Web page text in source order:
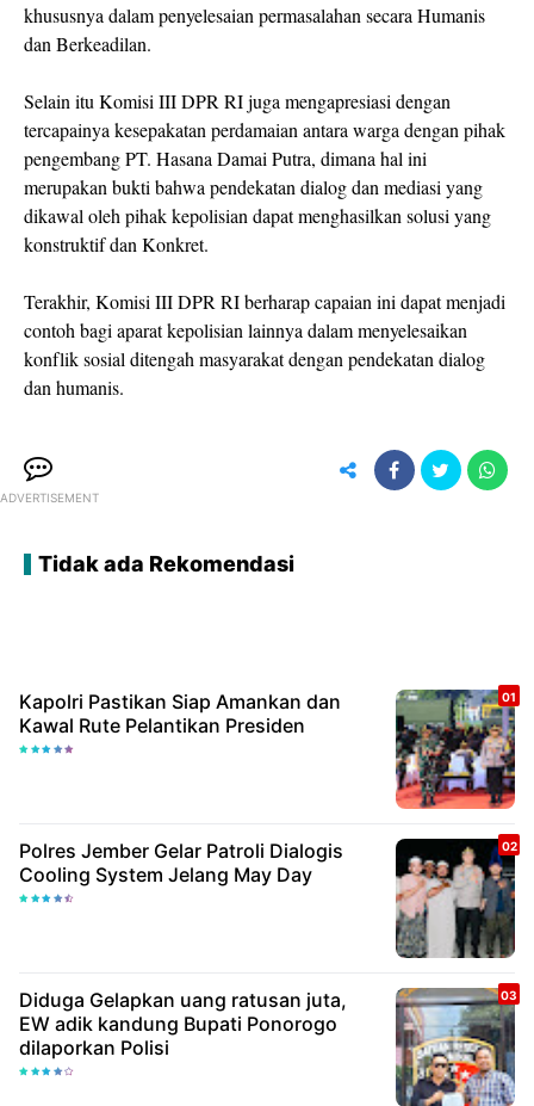
khususnya dalam penyelesaian permasalahan secara Humanis
dan Berkeadilan.
Selain itu Komisi III DPR RI juga mengapresiasi dengan
tercapainya kesepakatan perdamaian antara warga dengan pihak
pengembang PT. Hasana Damai Putra, dimana hal ini
merupakan bukti bahwa pendekatan dialog dan mediasi yang
dikawal oleh pihak kepolisian dapat menghasilkan solusi yang
konstruktif dan Konkret.
Terakhir, Komisi III DPR RI berharap capaian ini dapat menjadi
contoh bagi aparat kepolisian lainnya dalam menyelesaikan
konflik sosial ditengah masyarakat dengan pendekatan dialog
dan humanis.
ADVERTISEMENT
Tidak ada Rekomendasi
Kapolri Pastikan Siap Amankan dan
Kawal Rute Pelantikan Presiden
Polres Jember Gelar Patroli Dialogis
Cooling System Jelang May Day
Diduga Gelapkan uang ratusan juta,
EW adik kandung Bupati Ponorogo
dilaporkan Polisi